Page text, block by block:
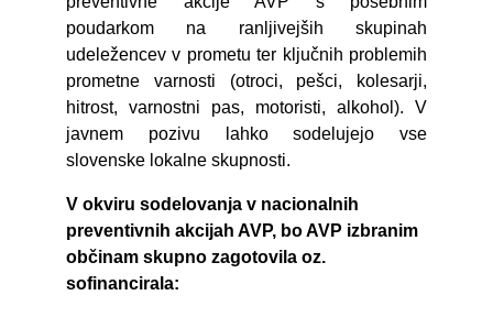
poudarkom na ranljivejših skupinah
udeležencev v prometu ter ključnih problemih
prometne varnosti (otroci, pešci, kolesarji,
hitrost, varnostni pas, motoristi, alkohol). V
javnem pozivu lahko sodelujejo vse
slovenske lokalne skupnosti.
V okviru sodelovanja v nacionalnih
preventivnih akcijah AVP, bo AVP izbranim
občinam skupno zagotovila oz.
sofinancirala: